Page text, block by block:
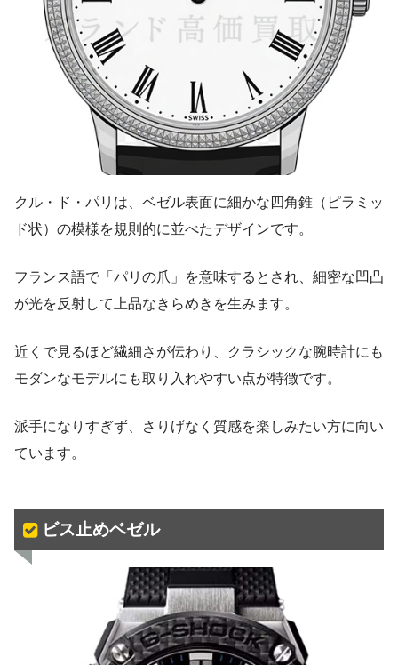
クル・ド・パリは、ベゼル表面に細かな四角錐（ピラミッ
ド状）の模様を規則的に並べたデザインです。
フランス語で「パリの爪」を意味するとされ、細密な凹凸
が光を反射して上品なきらめきを生みます。
近くで見るほど繊細さが伝わり、クラシックな腕時計にも
モダンなモデルにも取り入れやすい点が特徴です。
派手になりすぎず、さりげなく質感を楽しみたい方に向い
ています。
ビス止めベゼル